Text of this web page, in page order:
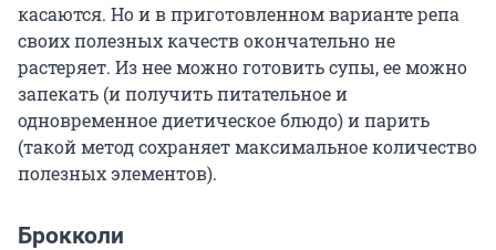
касаются. Но и в приготовленном варианте репа
своих полезных качеств окончательно не
растеряет. Из нее можно готовить супы, ее можно
запекать (и получить питательное и
одновременное диетическое блюдо) и парить
(такой метод сохраняет максимальное количество
полезных элементов).
Брокколи